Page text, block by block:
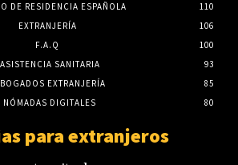
DE RESIDENCIA ESPAÑOLA
110
EXTRANJERÍA
106
F.A.Q
100
ASISTENCIA SANITARIA
93
EXTRANJERÍA
85
NÓMADAS DIGITALES
80
para extranjeros